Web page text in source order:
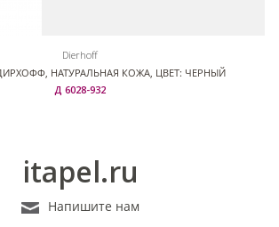
Dierhoff
НАТУРАЛЬНАЯ КОЖА, ЦВЕТ: ЧЕРНЫЙ
Д 6028-932
itapel.ru
Напишите нам